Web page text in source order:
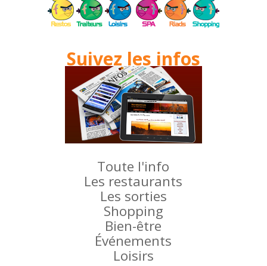
Suivez les infos
Toute l'info
Les restaurants
Les sorties
Shopping
Bien-être
Événements
Loisirs